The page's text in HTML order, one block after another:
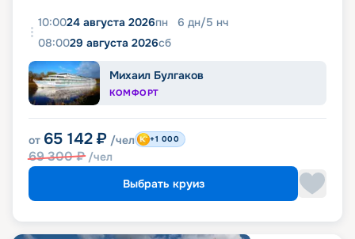
10:0024 августа 2026пн 6 дн/5 нч
08:0029 августа 2026сб
Михаил Булгаков
КОМФОРТ
от 65 142 ₽ /чел
69 300₽ /чел
+1 000
Выбрать круиз